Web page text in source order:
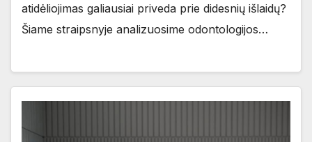
atidėliojimas galiausiai priveda prie didesnių išlaidų?
Šiame straipsnyje analizuosime odontologijos…